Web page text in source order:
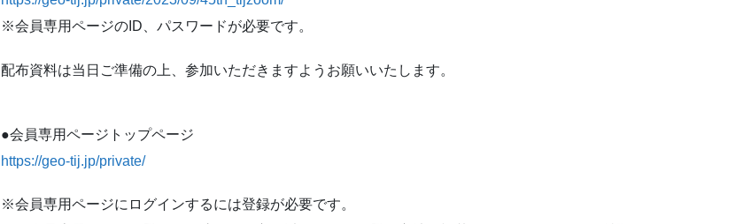
※会員専用ページのID、パスワードが必要です。
配布資料は当日ご準備の上、参加いただきますようお願いいたします。
●会員専用ページトップページ
https://geo-tij.jp/private/
※会員専用ページにログインするには登録が必要です。